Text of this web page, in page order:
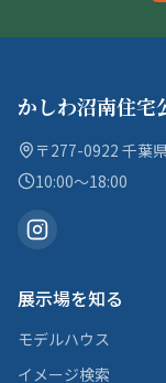
かしわ沼南住宅
〒277-0922 千葉
10:00〜18:00
展示場を知る
モデルハウス
イメージ検索